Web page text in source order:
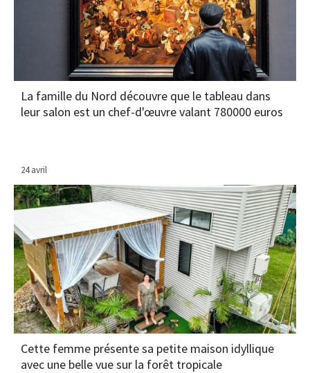
La famille du Nord découvre que le tableau dans
leur salon est un chef-d'œuvre valant 780000 euros
24 avril
Cette femme présente sa petite maison idyllique
avec une belle vue sur la forêt tropicale